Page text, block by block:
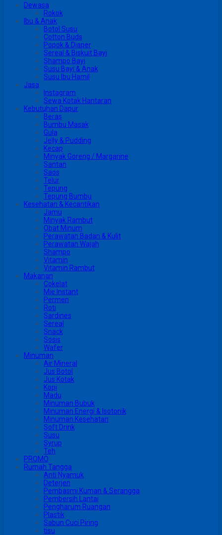
Dewasa
Rokok
Ibu & Anak
Botol Susu
Cotton Buds
Popok & Diaper
Sereal & Biskuit Bayi
Shampo Bayi
Susu Bayi & Anak
Susu Ibu Hamil
Jasa
Instagram
Sewa Kotak Hantaran
Kebutuhan Dapur
Beras
Bumbu Masak
Gula
Jelly & Pudding
Kecap
Minyak Goreng / Margarine
Santan
Saos
Telur
Tepung
Tepung Bumbu
Kesehatan & Kecantikan
Jamu
Minyak Rambut
Obat Minum
Perawatan Badan & Kulit
Perawatan Wajah
Shampo
Vitamin
Vitamin Rambut
Makanan
Cokelat
Mie Instant
Permen
Roti
Sardines
Sereal
Snack
Sosis
Wafer
Minuman
Air Mineral
Jus Botol
Jus Kotak
Kopi
Madu
Minuman Bubuk
Minuman Energi & Isotonik
Minuman Kesehatan
Soft Drink
Susu
Syrup
Teh
PROMO
Rumah Tangga
Anti Nyamuk
Deterjen
Pembasmi Kuman & Serangga
Pembersih Lantai
Pengharum Ruangan
Plastik
Sabun Cuci Piring
tisu